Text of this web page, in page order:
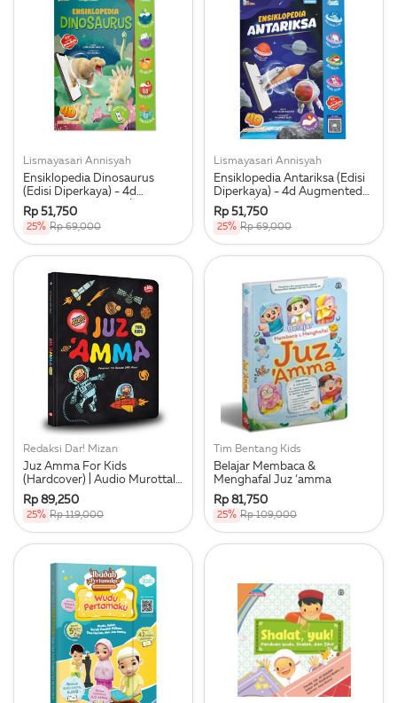
Lismayasari Annisyah
Ensiklopedia Dinosaurus
(Edisi Diperkaya) - 4d
Augmented Reality (Bilingual
Bahasa Indonesia - Inggris)
Rp 51,750
25% Rp 69,000
Lismayasari Annisyah
Ensiklopedia Antariksa (Edisi
Diperkaya) - 4d Augmented
Reality (Bilingual Bahasa
Indonesia - Inggris)
Rp 51,750
25% Rp 69,000
Redaksi Dar! Mizan
Juz Amma For Kids
(Hardcover) | Audio Murottal |
Transliterasi Latin Dan
Indonesia
Rp 89,250
25% Rp 119,000
Tim Bentang Kids
Belajar Membaca &
Menghafal Juz ‘amma
Rp 81,750
25% Rp 109,000